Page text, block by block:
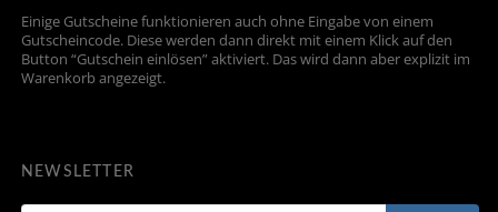
Einige Gutscheine funktionieren auch ohne Eingabe von einem
Gutscheincode. Diese werden dann direkt mit einem Klick auf den
Button “Gutschein einlösen” aktiviert. Das wird dann aber explizit im
Warenkorb angezeigt.
NEWSLETTER